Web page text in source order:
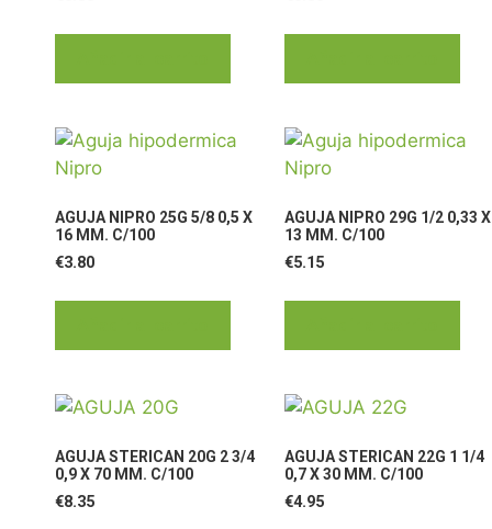
AGUJA NIPRO 25G 5/8 0,5 X
16 MM. C/100
€3.80
AGUJA NIPRO 29G 1/2 0,33 X
13 MM. C/100
€5.15
AGUJA STERICAN 20G 2 3/4
0,9 X 70 MM. C/100
€8.35
AGUJA STERICAN 22G 1 1/4
0,7 X 30 MM. C/100
€4.95